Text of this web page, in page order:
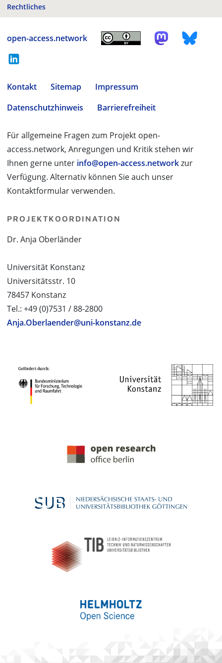
Rechtliches
open-access.network
Kontakt Sitemap
Impressum
Datenschutzhinweis
Barrierefreiheit
Für allgemeine Fragen zum Projekt open-
access.network, Anregungen und Kritik stehen wir
Ihnen gerne unter info@open-access.networkzur
Verfügung. Alternativ können Sie auch unser
Kontaktformular verwenden.
PROJEKTKOORDINATION
Dr. Anja Oberländer
Universität Konstanz
Universitätsstr. 10
78457 Konstanz
Tel.: +49 (0)7531 / 88-2800
Anja.Oberlaender@uni-konstanz.de